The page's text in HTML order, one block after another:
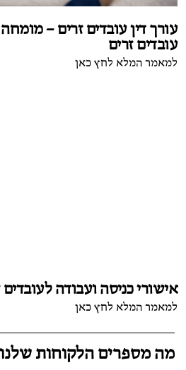
עורך דין עובדים זרים –
עובדים זרים
למאמר המלא לחץ כאן
אישורי כניסה ועבודה לעובדים
למאמר המלא לחץ כאן
מה מספרים הלקוחות שלנו